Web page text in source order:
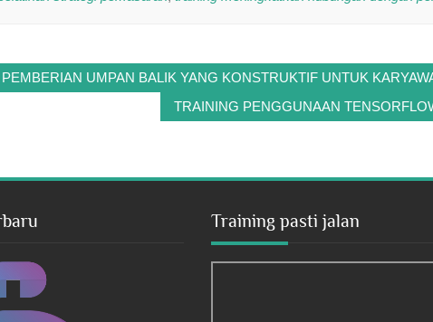
UMPAN BALIK YANG KONSTRUKTIF UNTUK
TRAINING PENGGUNAAN
Training pasti jalan